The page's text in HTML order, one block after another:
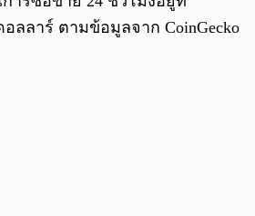
ลลาร์ ตามข้อมูลจาก CoinGecko